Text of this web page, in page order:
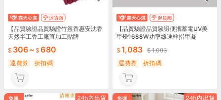
【品質驗證品質驗證竹簽香惠安沈香
天然半工香工廠直加工貼牌
306~ 680
運費券 折扣碼
【品質驗證品質驗證便攜蓄電UV美
甲燈1688W功率線速幹指甲凝
1,083
1,093
運費券
折扣碼